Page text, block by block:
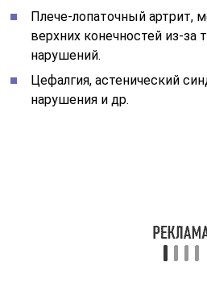
Плече-лопаточный
верхних конечностей из-за
нарушений.
Цефалгия, астенический
нарушения и др.